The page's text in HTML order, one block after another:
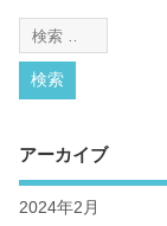
アーカイブ
2024年2月